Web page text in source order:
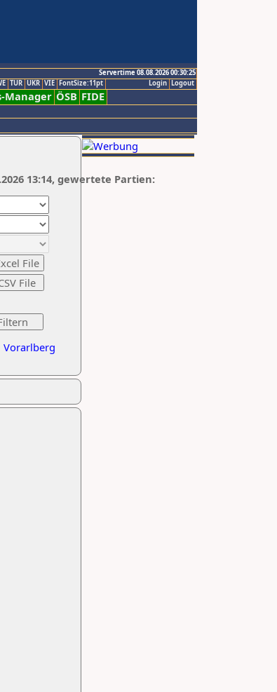
Servertime 08.08.2026 00:30:25
Logout
Login
TUR UKR VIE FontSize:11pt
Manager ÖSB FIDE
Vorarlberg
13:14, gewertete Partien: